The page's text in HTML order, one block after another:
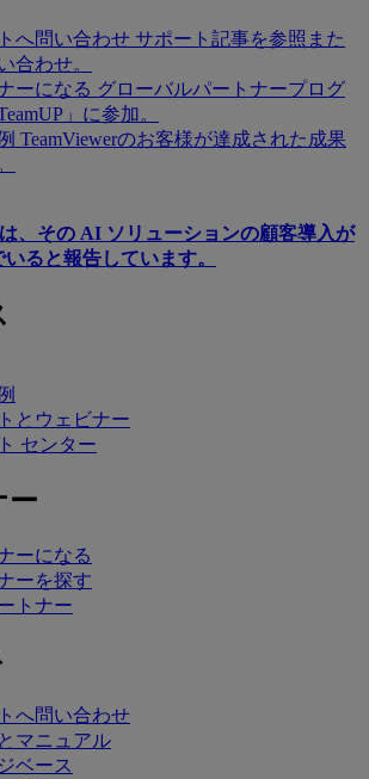
へ問い合わせ サポート記事を参照また
合わせ。
ーになる グローバルパートナープログ
」に参加。
TeamViewerのお客様が達成された成果
、その AI ソリューションの顧客導入が
ると報告しています。
とウェビナー
センター
ー
ーになる
ーを探す
トナー
へ問い合わせ
マニュアル
ベース